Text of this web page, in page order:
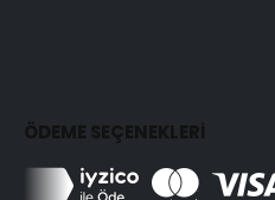
ÖDEME SEÇENEKLERİ